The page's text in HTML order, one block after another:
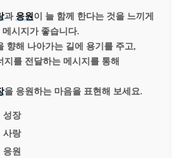
과 응원 이 늘 함께 한다는 것을 느끼게
시지가 좋습니다.
향해 나아가는 길에 용기를 주고,
지를 전달하는 메시지를 통해
을 응원하는 마음을 표현해 보세요.
성장
사랑
응원